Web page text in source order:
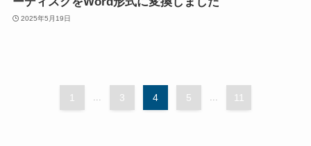
2025年5月19日
1 3 4 5 11